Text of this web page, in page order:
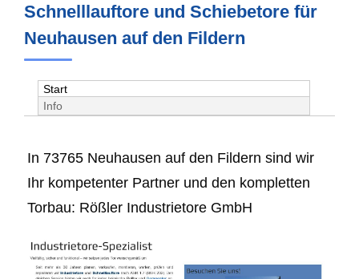
Schnelllauftore und Schiebetore für
Neuhausen auf den Fildern
Start
Info
In 73765 Neuhausen auf den Fildern sind wir
Ihr kompetenter Partner und den kompletten
Torbau: Rößler Industrietore GmbH